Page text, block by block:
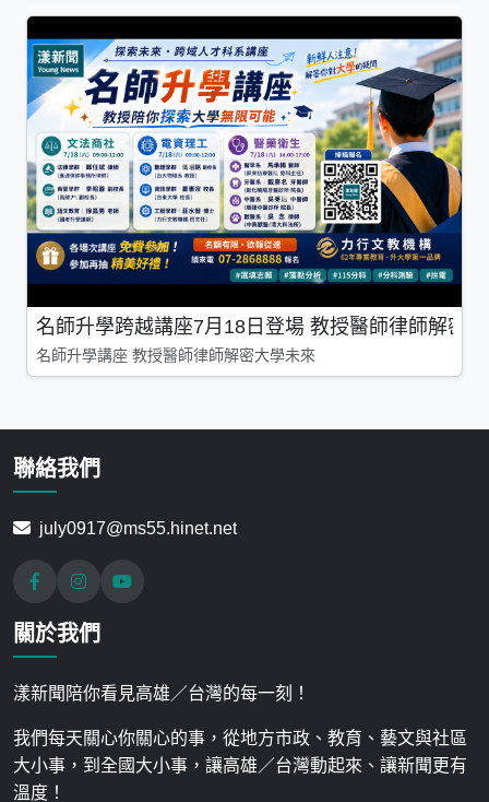
名師升學跨越講座7月18日登場 教授醫師律師解密
名師升學講座 教授醫師律師解密大學未來
聯絡我們
july0917@ms55.hinet.net
關於我們
漾新聞陪你看見高雄／台灣的每一刻！
我們每天關心你關心的事，從地方市政、教育、藝文與社區
大小事，到全國大小事，讓高雄／台灣動起來、讓新聞更有
溫度！